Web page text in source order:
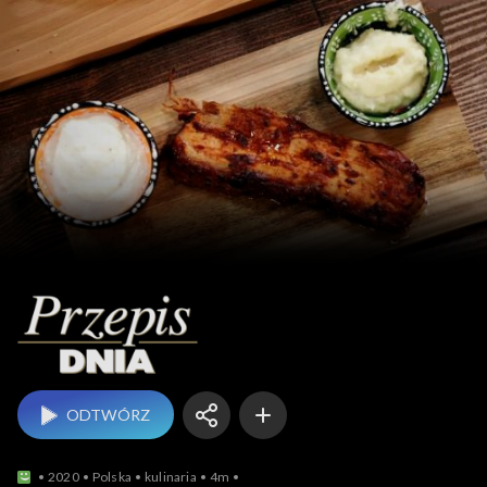
Przepis dnia
ODTWÓRZ
2020 Polska kulinaria
4m